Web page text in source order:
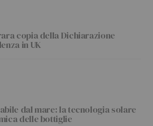
copia della Dichiarazione
in UK
dal mare: la tecnologia solare
delle bottiglie